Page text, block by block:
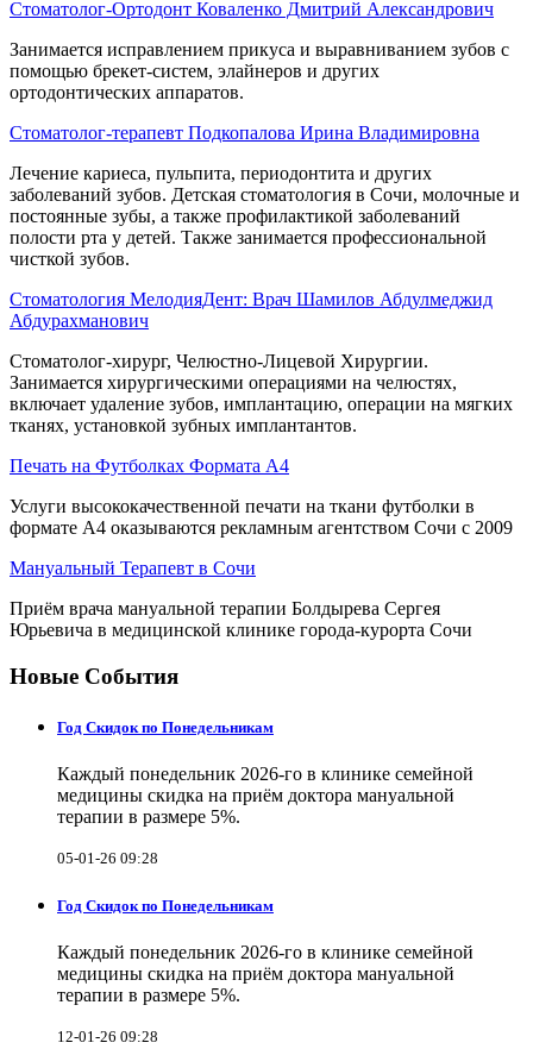
Стоматолог-Ортодонт Коваленко Дмитрий Александрович
Занимается исправлением прикуса и выравниванием зубов с
помощью брекет-систем, элайнеров и других
ортодонтических аппаратов.
Стоматолог-терапевт Подкопалова Ирина Владимировна
Лечение кариеса, пульпита, периодонтита и других
заболеваний зубов. Детская стоматология в Сочи, молочные и
постоянные зубы, а также профилактикой заболеваний
полости рта у детей. Также занимается профессиональной
чисткой зубов.
Стоматология МелодияДент: Врач Шамилов Абдулмеджид
Абдурахманович
Стоматолог-хирург, Челюстно-Лицевой Хирургии.
Занимается хирургическими операциями на челюстях,
включает удаление зубов, имплантацию, операции на мягких
тканях, установкой зубных имплантантов.
Печать на Футболках Формата А4
Услуги высококачественной печати на ткани футболки в
формате А4 оказываются рекламным агентством Сочи с 2009
Мануальный Терапевт в Сочи
Приём врача мануальной терапии Болдырева Сергея
Юрьевича в медицинской клинике города-курорта Сочи
Новые События
Год Скидок по Понедельникам
Каждый понедельник 2026-го в клинике семейной
медицины скидка на приём доктора мануальной
терапии в размере 5%.
05-01-26 09:28
Год Скидок по Понедельникам
Каждый понедельник 2026-го в клинике семейной
медицины скидка на приём доктора мануальной
терапии в размере 5%.
12-01-26 09:28